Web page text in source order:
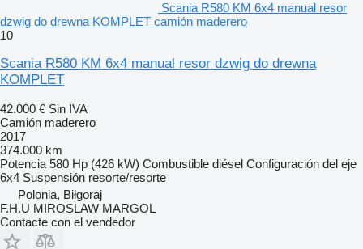
Scania R580 KM 6x4 manual resor
dzwig do drewna KOMPLET camión maderero
10
Scania R580 KM 6x4 manual resor dzwig do drewna
KOMPLET
42.000 € Sin IVA
Camión maderero
2017
374.000 km
Potencia 580 Hp (426 kW) Combustible diésel Configuración del eje
6x4 Suspensión resorte/resorte
Polonia, Biłgoraj
F.H.U MIROSLAW MARGOL
Contacte con el vendedor